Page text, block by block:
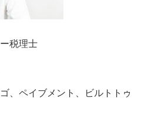
税理士
、ペイブメント、ビルトトゥ